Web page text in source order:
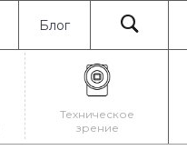
Блог
Техническое
зрение